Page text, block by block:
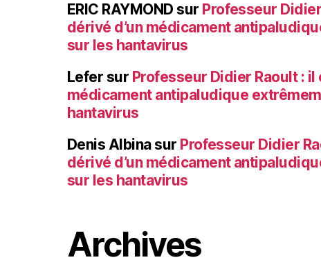
ERIC RAYMOND sur Professeur
dérivé d’un médicament
sur les hantavirus
Lefer sur Professeur Didier Raoult : il
médicament antipaludique
hantavirus
Denis Albinasur Professeur Didier
dérivé d’un médicament
sur les hantavirus
Archives